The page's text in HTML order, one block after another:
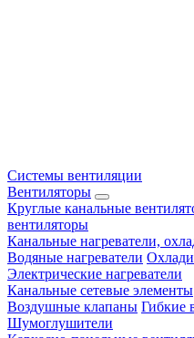
Системы вентиляции
Вентиляторы
Круглые канальные
вентиляторы
Канальные нагреватели,
Водяные нагреватели
Электрические нагреватели
Канальные сетевые элементы
Воздушные клапаны Гибкие
Шумоглушители